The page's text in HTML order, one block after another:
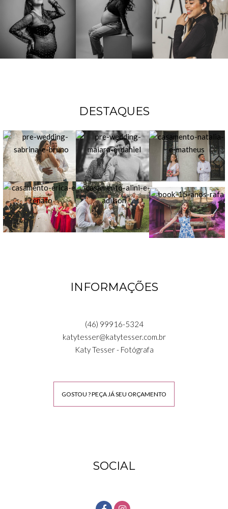
DESTAQUES
INFORMAÇÕES
(46) 99916-5324
katytesser@katytesser.com.br
Katy Tesser - Fotógrafa
GOSTOU ? PEÇA JÁ SEU ORÇAMENTO
SOCIAL